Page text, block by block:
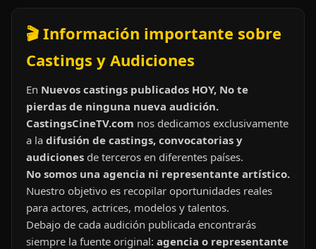
🎬 Información importante sobre
Castings y Audiciones
En Nuevos castings publicados HOY, No te
pierdas de ninguna nueva audición.
CastingsCineTV.com nos dedicamos exclusivamente
a la difusión de castings, convocatorias y
audiciones de terceros en diferentes países.
No somos una agencia ni representante artístico.
Nuestro objetivo es recopilar oportunidades reales
para actores, actrices, modelos y talentos.
Debajo de cada audición publicada encontrarás
siempre la fuente original: agencia o representante